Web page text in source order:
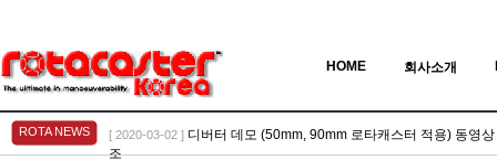
HOME 회사소개
ROTA NEWS [ 2020-03-02 ] AGV 적용 동영상 > Video Gallery 77, 78 참조